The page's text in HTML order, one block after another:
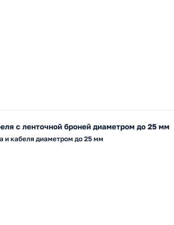
с ленточной броней диаметром до 25 мм
и кабеля диаметром до 25 мм